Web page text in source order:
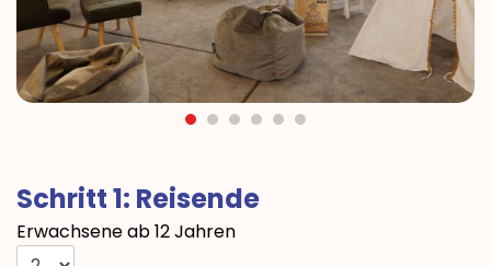
Schritt 1: Reisende
Erwachsene ab 12 Jahren